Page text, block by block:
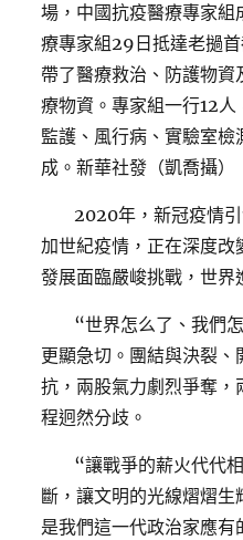
場，中國抗疫醫療專家
療專家組29日抵達老撾
帶了醫療救治、防護物
療物資。專家組一行12
監護、風行病、實驗室檢
成。新華社發（凱喬攝）
2020年，新冠疫情
加世紀疫情，正在深度
發展面臨嚴峻挑戰，世界
“世界怎么了、我們
更顯急切。團結與決裂
抗，兩股氣力劇烈爭奪，
程迥然分歧。
“讓戰爭的薪火代代
斷，讓文明的光線熠熠
是我們這一代政治家應